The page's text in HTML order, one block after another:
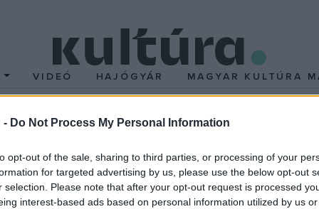
- Do Not Process My Personal Information
opt-out of the sale, sharing to third parties, or processing of your
for targeted advertising by us, please use the below opt-out
selection. Please note that after your opt-out request is processed
interest-based ads based on personal information utilized by us
VIDEÓ HAJÓGYÁR MAGYAR KULTÚRA
a Nemzeti
a látogatók zenetörténeti érdekességekkel
november 14-én.